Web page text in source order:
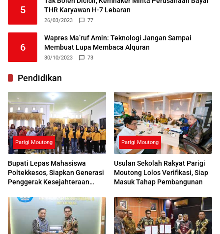
5
THR Karyawan H-7 Lebaran
26/03/2023 77
6
Wapres Ma’ruf Amin: Teknologi Jangan Sampai
Membuat Lupa Membaca Alquran
30/10/2023 73
Pendidikan
Parigi Moutong
Bupati Lepas Mahasiswa
Poltekkesos, Siapkan Generasi
Penggerak Kesejahteraan
Parigi Moutong
Usulan Sekolah Rakyat Parigi
Moutong Lolos Verifikasi, Siap
Masuk Tahap Pembangunan